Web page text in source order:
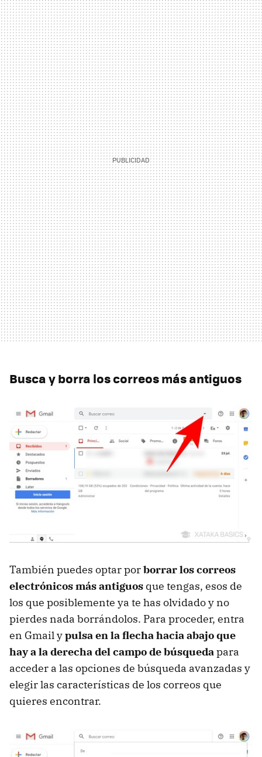
Busca y borra los correos más antiguos
También puedes optar porborrar los correos
electrónicos más antiguos que tengas, esos de
los que posiblemente ya te has olvidado y no
pierdes nada borrándolos. Para proceder, entra
en Gmail ypulsa en la flecha hacia abajo que
hay a la derecha del campo de búsquedapara
acceder a las opciones de búsqueda avanzadas y
elegir las características de los correos que
quieres encontrar.